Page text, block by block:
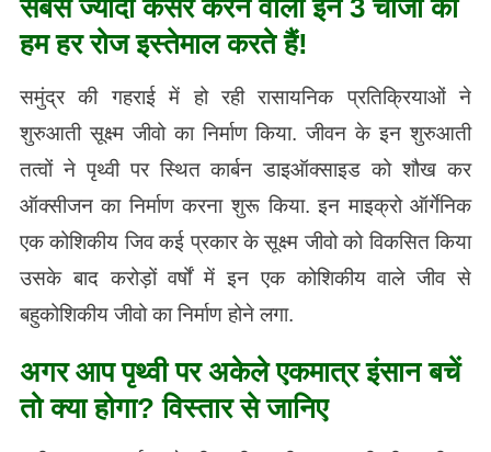
सबसे ज्यादा कैंसर करने वाली इन 3 चीजों को
हम हर रोज इस्तेमाल करते हैं!
समुंद्र की गहराई में हो रही रासायनिक प्रतिक्रियाओं ने
शुरुआती सूक्ष्म जीवो का निर्माण किया. जीवन के इन शुरुआती
तत्वों ने पृथ्वी पर स्थित कार्बन डाइऑक्साइड को शौख कर
ऑक्सीजन का निर्माण करना शुरू किया. इन माइक्रो ऑर्गेनिक
एक कोशिकीय जिव कई प्रकार के सूक्ष्म जीवो को विकसित किया
उसके बाद करोड़ों वर्षों में इन एक कोशिकीय वाले जीव से
बहुकोशिकीय जीवो का निर्माण होने लगा.
अगर आप पृथ्वी पर अकेले एकमात्र इंसान बचें
तो क्या होगा? विस्तार से जानिए